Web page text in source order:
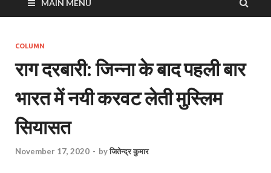
MAIN MENU
COLUMN
राग दरबारी: जिन्ना के बाद पहली बार
भारत में नयी करवट लेती मुस्लिम
सियासत
November 17, 2020 - byजितेन्द्र कुमार